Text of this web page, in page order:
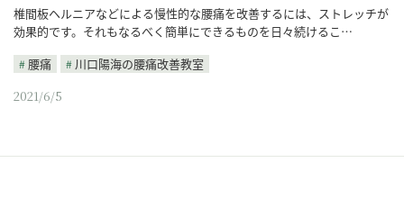
椎間板ヘルニアなどによる慢性的な腰痛を改善するには、ストレッチが
効果的です。それもなるべく簡単にできるものを日々続けるこ…
腰痛
川口陽海の腰痛改善教室
2021/6/5